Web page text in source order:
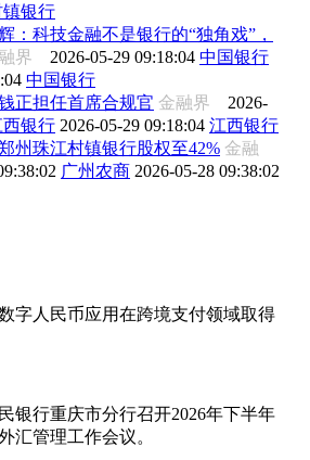
镇银行
：科技金融不是银行的“独角戏”，
界 2026-05-29 09:18:04 中国银行
中国银行
正担任首席合规官 金融界 2026-
西银行 2026-05-29 09:18:04 江西银行
州珠江村镇银行股权至42% 金融
广州农商 2026-05-28 09:38:02
字人民币应用在跨境支付领域取得
银行重庆市分行召开2026年下半年
汇管理工作会议。